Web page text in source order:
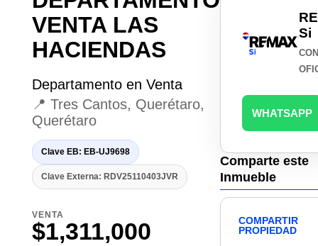
VENTA LAS
HACIENDAS
Departamento en Venta
📍 Tres Cantos, Querétaro,
Querétaro
Clave EB: EB-UJ9698
Clave Externa: RDV25110403JVR
VENTA
$1,311,000
Si
WHATSAPP
Comparte este
Inmueble
COMPARTIR
PROPIEDAD